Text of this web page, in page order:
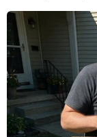
Ấn Độ đã và
triển cấu
Bình Dương,
bình các
mang tính
thách thức
ủng hộ vai trò